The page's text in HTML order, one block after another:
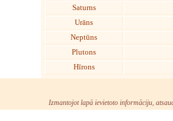
Saturns
Urāns
Neptūns
Plutons
Hīrons
Izmantojot lapā ievietoto informāciju,